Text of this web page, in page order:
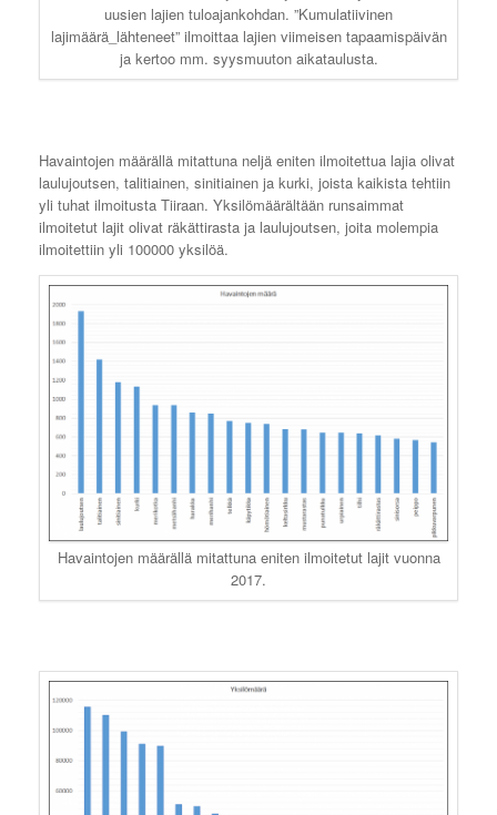
uusien lajien tuloajankohdan. ”Kumulatiivinen
lajimäärä_lähteneet” ilmoittaa lajien viimeisen tapaamispäivän
ja kertoo mm. syysmuuton aikataulusta.
Havaintojen määrällä mitattuna neljä eniten ilmoitettua lajia olivat
laulujoutsen, talitiainen, sinitiainen ja kurki, joista kaikista tehtiin
yli tuhat ilmoitusta Tiiraan. Yksilömäärältään runsaimmat
ilmoitetut lajit olivat räkättirasta ja laulujoutsen, joita molempia
ilmoitettiin yli 100000 yksilöä.
Havaintojen määrällä mitattuna eniten ilmoitetut lajit vuonna
2017.